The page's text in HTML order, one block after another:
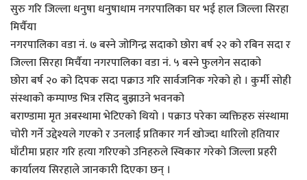
सुरु गरि जिल्ला धनुषा धनुषाधाम नगरपालिका घर भई हाल जिल्ला सिरहा
मिर्चैया
नगरपालिका वडा नं. ७ बस्ने जोगिन्द्र सदाको छोरा बर्ष २२ को रबिन सदा र
जिल्ला सिरहा मिर्चैया नगरपालिका वडा नं. ५ बस्ने फुलगेन सदाको
छोरा बर्ष २० को दिपक सदा पक्राउ गरि सार्वजनिक गरेको हो । कुर्मी सोही
संस्थाको कम्पाण्ड भित्र रसिद बुझाउने भवनको
बराण्डामा मृत अबस्थामा भेटिएको थियो । पक्राउ परेका व्यक्तिहरु संस्थामा
चोरी गर्ने उद्देश्यले गएको र उनलाई प्रतिकार गर्न खोज्दा धारिलो हतियार
घाँटीमा प्रहार गरि हत्या गरिएको उनिहरुले स्विकार गरेको जिल्ला प्रहरी
कार्यालय सिरहाले जानकारी दिएका छन् ।